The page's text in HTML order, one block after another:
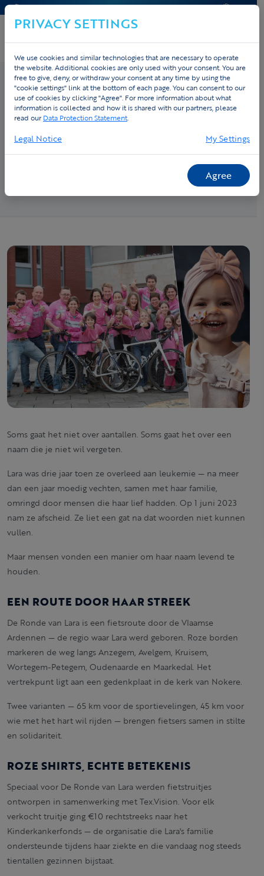
CONTACT & AIDE DEVIS
Accueil›Cas› De Ronde van Lara
De Ronde van Lara
De Ronde van Lara is een fietsroute ter nagedachtenis aan
Soms gaat het niet over aantallen. Soms gaat het over een
naam die je niet wil vergeten.
Lara was drie jaar toen ze overleed aan leukemie — na meer
dan een jaar moedig vechten, samen met haar familie,
omringd door mensen die haar lief hadden. Op 1 juni 2023
nam ze afscheid. Ze liet een gat na dat woorden niet kunnen
vullen.
Maar mensen vonden een manier om haar naam levend te
houden.
EEN ROUTE DOOR HAAR STREEK
De Ronde van Lara is een fietsroute door de Vlaamse
Ardennen — de regio waar Lara werd geboren. Roze borden
markeren de weg langs Anzegem, Avelgem, Kruisem,
Wortegem-Petegem, Oudenaarde en Maarkedal. Het
vertrekpunt ligt aan een gedenkplaat in de kerk van Nokere.
Twee varianten — 65 km voor de sportievelingen, 45 km voor
wie met het hart wil rijden — brengen fietsers samen in stilte
en solidariteit.
ROZE SHIRTS, ECHTE BETEKENIS
Speciaal voor De Ronde van Lara werden fietstruitjes
ontworpen in samenwerking met Tex.Vision. Voor elk
verkocht truitje ging €10 rechtstreeks naar het
Kinderkankerfonds — de organisatie die Lara's familie
ondersteunde tijdens haar ziekte en die vandaag nog steeds
tientallen gezinnen bijstaat.
PRIVACY SETTINGS
We use cookies and similar technologies that are necessary to operate
the website. Additional cookies are only used with your consent. You are
free to give, deny, or withdraw your consent at any time by using the
"cookie settings" link at the bottom of each page. You can consent to our
use of cookies by clicking "Agree". For more information about what
information is collected and how it is shared with our partners, please
read ourData Protection Statement.
Legal Notice My Settings
Agree